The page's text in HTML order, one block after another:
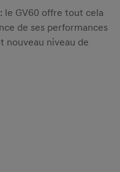
GV60 offre tout cela
de ses performances
nouveau niveau de